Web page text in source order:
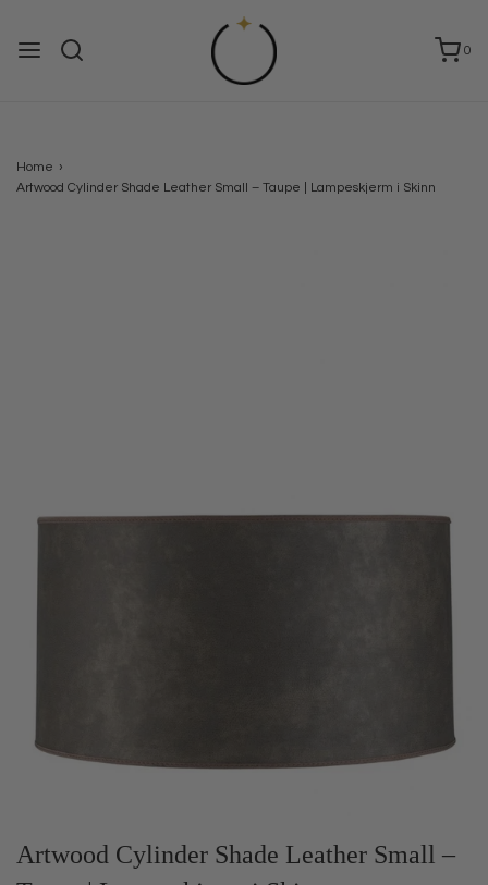
0
Home ›
Artwood Cylinder Shade Leather Small – Taupe | Lampeskjerm i Skinn
Artwood Cylinder Shade Leather Small –